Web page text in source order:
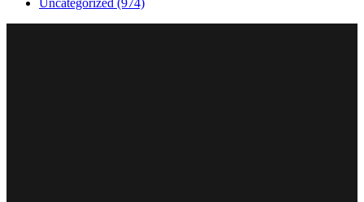
Uncategorized (974)